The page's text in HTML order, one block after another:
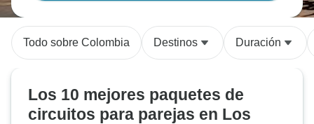
Todo sobre Colombia Destinos Duración
Los 10 mejores paquetes de
circuitos para parejas en Los